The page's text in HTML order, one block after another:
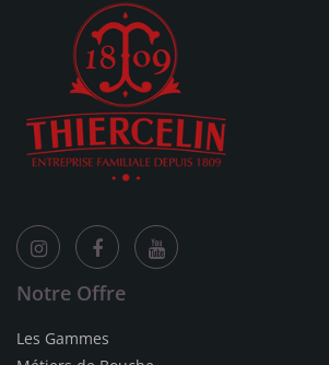
Notre Offre
Les Gammes